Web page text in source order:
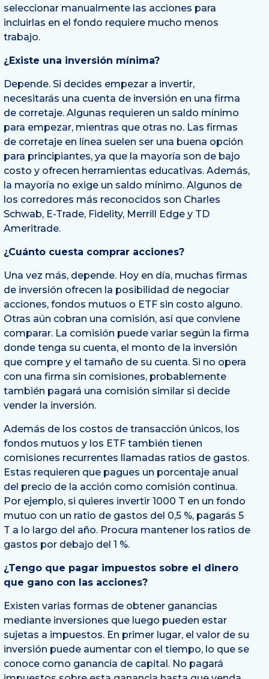
seleccionar manualmente las acciones para
incluirlas en el fondo requiere mucho menos
trabajo.
¿Existe una inversión mínima?
Depende. Si decides empezar a invertir,
necesitarás una cuenta de inversión en una firma
de corretaje. Algunas requieren un saldo mínimo
para empezar, mientras que otras no. Las firmas
de corretaje en línea suelen ser una buena opción
para principiantes, ya que la mayoría son de bajo
costo y ofrecen herramientas educativas. Además,
la mayoría no exige un saldo mínimo. Algunos de
los corredores más reconocidos son Charles
Schwab, E-Trade, Fidelity, Merrill Edge y TD
Ameritrade.
¿Cuánto cuesta comprar acciones?
Una vez más, depende. Hoy en día, muchas firmas
de inversión ofrecen la posibilidad de negociar
acciones, fondos mutuos o ETF sin costo alguno.
Otras aún cobran una comisión, así que conviene
comparar. La comisión puede variar según la firma
donde tenga su cuenta, el monto de la inversión
que compre y el tamaño de su cuenta. Si no opera
con una firma sin comisiones, probablemente
también pagará una comisión similar si decide
vender la inversión.
Además de los costos de transacción únicos, los
fondos mutuos y los ETF también tienen
comisiones recurrentes llamadas ratios de gastos.
Estas requieren que pagues un porcentaje anual
del precio de la acción como comisión continua.
Por ejemplo, si quieres invertir 1000 T en un fondo
mutuo con un ratio de gastos del 0,5 %, pagarás 5
T a lo largo del año. Procura mantener los ratios de
gastos por debajo del 1 %.
¿Tengo que pagar impuestos sobre el dinero
que gano con las acciones?
Existen varias formas de obtener ganancias
mediante inversiones que luego pueden estar
sujetas a impuestos. En primer lugar, el valor de su
inversión puede aumentar con el tiempo, lo que se
conoce como ganancia de capital. No pagará